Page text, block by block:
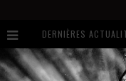
DERNIÈRES